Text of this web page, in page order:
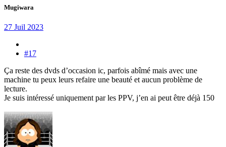
Mugiwara
27 Juil 2023
#17
Ça reste des dvds d’occasion ic, parfois abîmé mais avec une
machine tu peux leurs refaire une beauté et aucun problème de
lecture.
Je suis intéressé uniquement par les PPV, j’en ai peut être déjà 150